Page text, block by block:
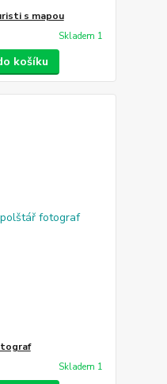
s mapou
Skladem 1
košíku
Skladem 1